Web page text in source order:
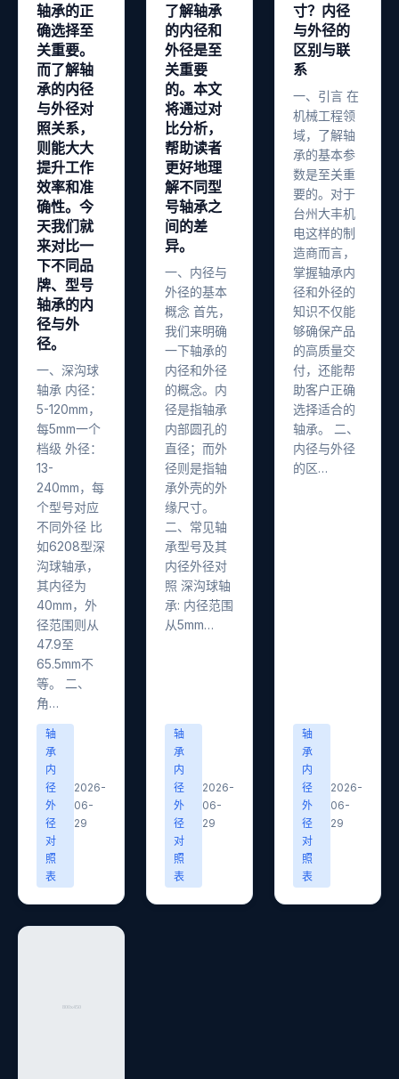
轴承的正
确选择至
关重要。
而了解轴
承的内径
与外径对
照关系，
则能大大
提升工作
效率和准
确性。今
天我们就
来对比一
下不同品
牌、型号
轴承的内
径与外
径。
一、深沟球
轴承 内径：
5-120mm，
每5mm一个
档级 外径：
13-
240mm，每
个型号对应
不同外径 比
如6208型深
沟球轴承，
其内径为
40mm，外
径范围则从
47.9至
65.5mm不
等。 二、
角…
轴
承
内
径
外
径
对
照
表
2026-
06-
29
了解轴承
的内径和
外径是至
关重要
的。本文
将通过对
比分析，
帮助读者
更好地理
解不同型
号轴承之
间的差
异。
一、内径与
外径的基本
概念 首先，
我们来明确
一下轴承的
内径和外径
的概念。内
径是指轴承
内部圆孔的
直径；而外
径则是指轴
承外壳的外
缘尺寸。
二、常见轴
承型号及其
内径外径对
照 深沟球轴
承: 内径范围
从5mm…
轴
承
内
径
外
径
对
照
表
2026-
06-
29
寸？内径
与外径的
区别与联
系
一、引言 在
机械工程领
域，了解轴
承的基本参
数是至关重
要的。对于
台州大丰机
电这样的制
造商而言，
掌握轴承内
径和外径的
知识不仅能
够确保产品
的高质量交
付，还能帮
助客户正确
选择适合的
轴承。 二、
内径与外径
的区…
轴
承
内
径
外
径
对
照
表
2026-
06-
29